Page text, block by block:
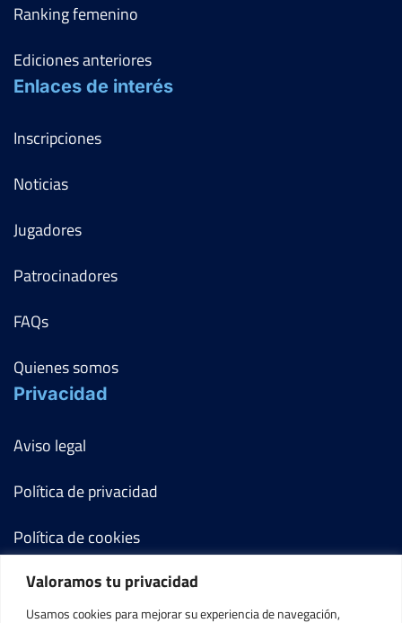
Valoramos tu privacidad
Usamos cookies para mejorar su experiencia de navegación,
Ranking femenino
Ediciones anteriores
Enlaces de interés
Inscripciones
Noticias
Jugadores
Patrocinadores
FAQs
Quienes somos
Privacidad
Aviso legal
Política de privacidad
Política de cookies
Términos y condiciones